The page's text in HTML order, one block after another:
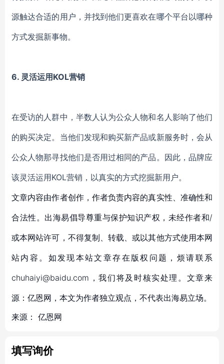
源触达合适的用户，并找到他们更喜欢在哪个平台以哪种
方式发掘新事物。
6. 灵活运用KOL营销
在受访的人群中，半数人认为公众人物和名人影响了他们
的购买决定。当他们发现和购买新产品或新服务时，会从
公众人物那寻找他们是否用过相同的产品。因此，品牌应
该灵活运用KOL营销，以真实的方式挖掘新用户。
文章内容由作者创作，作者负责内容的真实性、准确性和
合法性。出海易倡导尊重与保护知识产权，未经作者和/
或本网站许可，不得复制、转载、或以其他方式使用本网
站内容。如发现本站文章存在版权问题，烦请联系
chuhaiyi@baidu.com，我们将及时核实处理。文章来
源：亿恩网，本文为作者独立观点，不代表出海易立场。
来源： 亿恩网
填写询价